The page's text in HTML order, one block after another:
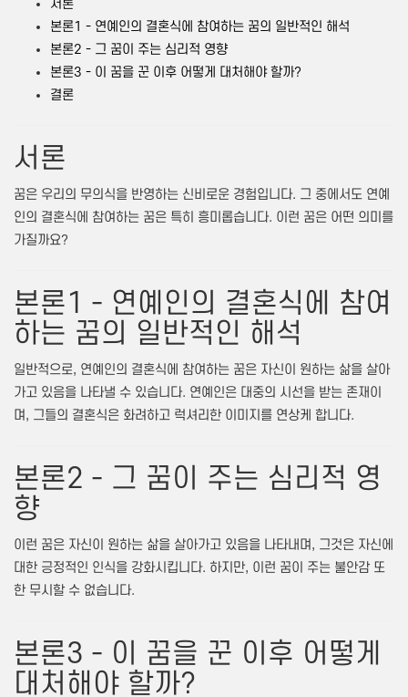
서론
본론1 - 연예인의 결혼식에 참여하는 꿈의 일반적인 해석
본론2 - 그 꿈이 주는 심리적 영향
본론3 - 이 꿈을 꾼 이후 어떻게 대처해야 할까?
결론
서론
꿈은 우리의 무의식을 반영하는 신비로운 경험입니다. 그 중에서도 연예
인의 결혼식에 참여하는 꿈은 특히 흥미롭습니다. 이런 꿈은 어떤 의미를
가질까요?
본론1 - 연예인의 결혼식에 참여
하는 꿈의 일반적인 해석
일반적으로, 연예인의 결혼식에 참여하는 꿈은 자신이 원하는 삶을 살아
가고 있음을 나타낼 수 있습니다. 연예인은 대중의 시선을 받는 존재이
며, 그들의 결혼식은 화려하고 럭셔리한 이미지를 연상케 합니다.
본론2 - 그 꿈이 주는 심리적 영
향
이런 꿈은 자신이 원하는 삶을 살아가고 있음을 나타내며, 그것은 자신에
대한 긍정적인 인식을 강화시킵니다. 하지만, 이런 꿈이 주는 불안감 또
한 무시할 수 없습니다.
본론3 - 이 꿈을 꾼 이후 어떻게
대처해야 할까?